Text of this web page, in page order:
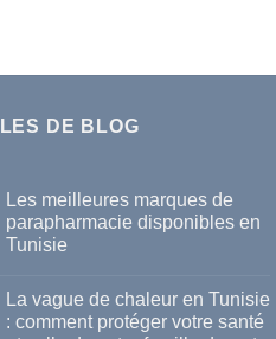
DE BLOG
Les meilleures marques de
parapharmacie disponibles en
Tunisie
sur
meilleures
La vague de chaleur en Tunisie
: comment protéger votre santé